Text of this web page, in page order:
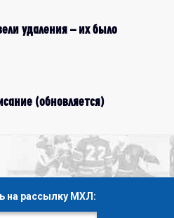
удаления – их было
(обновляется)
на рассылку МХЛ: